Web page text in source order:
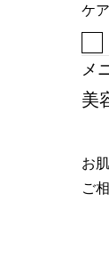
ケ
メ
美
お
ご